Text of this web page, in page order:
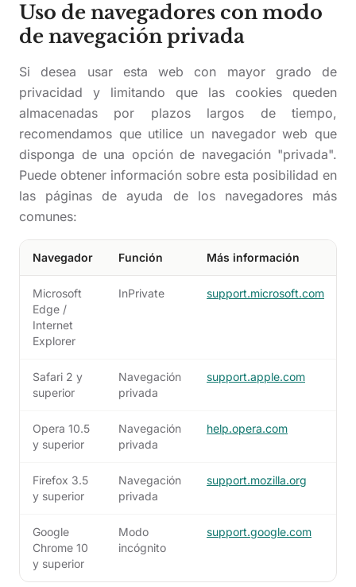
Uso de navegadores con modo
de navegación privada
Si desea usar esta web con mayor grado de
privacidad y limitando que las cookies queden
almacenadas por plazos largos de tiempo,
recomendamos que utilice un navegador web que
disponga de una opción de navegación "privada".
Puede obtener información sobre esta posibilidad en
las páginas de ayuda de los navegadores más
comunes:
Navegador Función Más información
Microsoft
Edge /
Internet
Explorer
InPrivate support.microsoft.com
Safari 2 y
superior
Navegación
privada
support.apple.com
Opera 10.5
y superior
Navegación
privada
help.opera.com
Firefox 3.5
y superior
Navegación
privada
support.mozilla.org
Google
Chrome 10
y superior
Modo
incógnito
support.google.com